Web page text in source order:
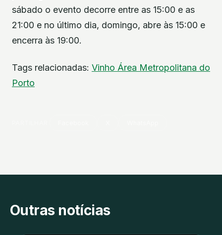
sábado o evento decorre entre as 15:00 e as
21:00 e no último dia, domingo, abre às 15:00 e
encerra às 19:00.
Tags relacionadas: Vinho Área Metropolitana do
Porto
Outras notícias